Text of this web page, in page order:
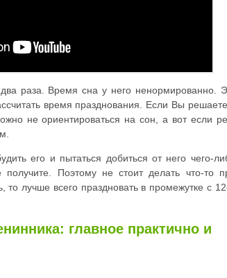
раза. Время сна у него ненормированно.
время празднования. Если Вы
не ориентироваться на сон, а вот если
его и пытаться добиться от него чего-
Поэтому не стоит делать что-то
лучше всего праздновать в промежутке с
главное практично и